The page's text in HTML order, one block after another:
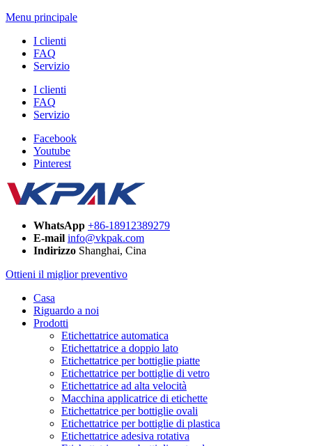
Menu principale
I clienti
FAQ
Servizio
I clienti
FAQ
Servizio
Facebook
Youtube
Pinterest
WhatsApp +86-18912389279
E-mail info@vkpak.com
Indirizzo Shanghai, Cina
Ottieni il miglior preventivo
Casa
Riguardo a noi
Prodotti
Etichettatrice automatica
Etichettatrice a doppio lato
Etichettatrice per bottiglie piatte
Etichettatrice per bottiglie di vetro
Etichettatrice ad alta velocità
Macchina applicatrice di etichette
Etichettatrice per bottiglie ovali
Etichettatrice per bottiglie di plastica
Etichettatrice adesiva rotativa